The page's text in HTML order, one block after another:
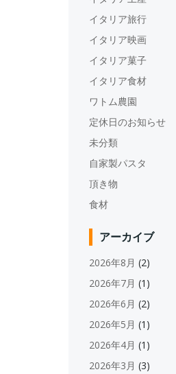
イタリア旅行
イタリア映画
イタリア菓子
イタリア食材
ワトム農園
定休日のお知らせ
未分類
自家製パスタ
頂き物
食材
アーカイブ
2026年8月 (2)
2026年7月 (1)
2026年6月 (2)
2026年5月 (1)
2026年4月 (1)
2026年3月 (3)